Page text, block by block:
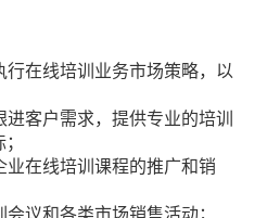
行在线培训业务市场策略，以
客户需求，提供专业的培训
在线培训课程的推广和销
议和各类市场销售活动；